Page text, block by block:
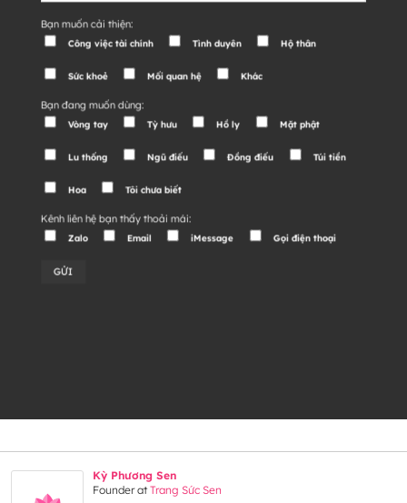
Bạn muốn cải thiện:
Công việc tài chính Tình duyên Hộ thân
Sức khoẻ Mối quan hệ Khác
Bạn đang muốn dùng:
Vòng tay Tỳ hưu Hồ ly Mặt phật
Lu thống Ngũ điếu Đồng điếu Túi tiền
Hoa Tôi chưa biết
Kênh liên hệ bạn thấy thoải mái:
Zalo Email iMessage Gọi điện thoại
Kỳ Phương Sen
FounderatTrang Sức Sen